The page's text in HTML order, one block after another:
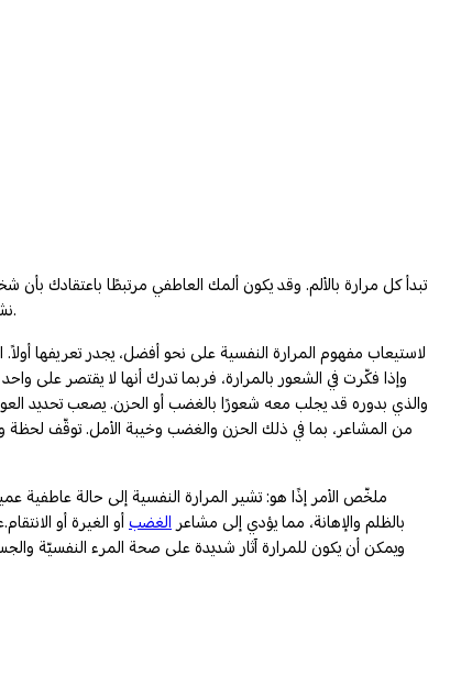
تبدأ كل مرارة بالألم. وقد يكون ألمك العاطفي مرتبطًا باعتقادك
نشعر به جميعًا عندما ندرك أن شخصًا آخر قد أساء إلينا بشكل خطير. وإذا تُرك هذا الغضب دون تنفيس، فقد يصبح في النهاية بمثابة القرحة الآكلة التي تُعرف بالمرارة.
لاستيعاب مفهوم المرارة النفسية على نحو أفضل، يجدر تعريفها
وإذا فكّرت في الشعور بالمرارة، فربما تدرك أنها لا يقتصر على
والذي بدوره قد يجلب معه شعورًا بالغضب أو الحزن. يصعب تحديد
من المشاعر، بما في ذلك الحزن والغضب وخيبة الأمل. توقّف لحظة
ملخّص الأمر إذًا هو: تشير المرارة النفسية إلى حالة عاطفية
بالظلم والإهانة، مما يؤدي إلى مشاعر
الغضب أو الغيرة أو
ويمكن أن يكون للمرارة آثار شديدة على صحة المرء النفسيّة